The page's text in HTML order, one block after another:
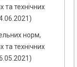
та технічних
норм,
та технічних